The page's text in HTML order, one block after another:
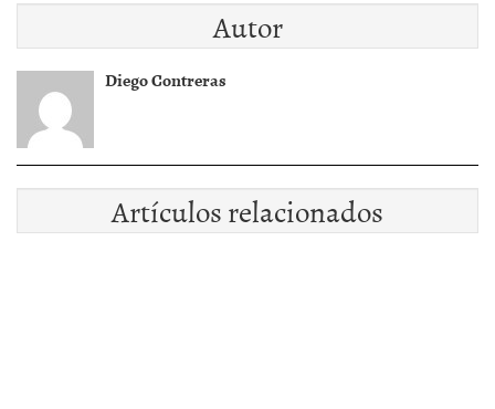
Autor
Diego Contreras
Artículos relacionados